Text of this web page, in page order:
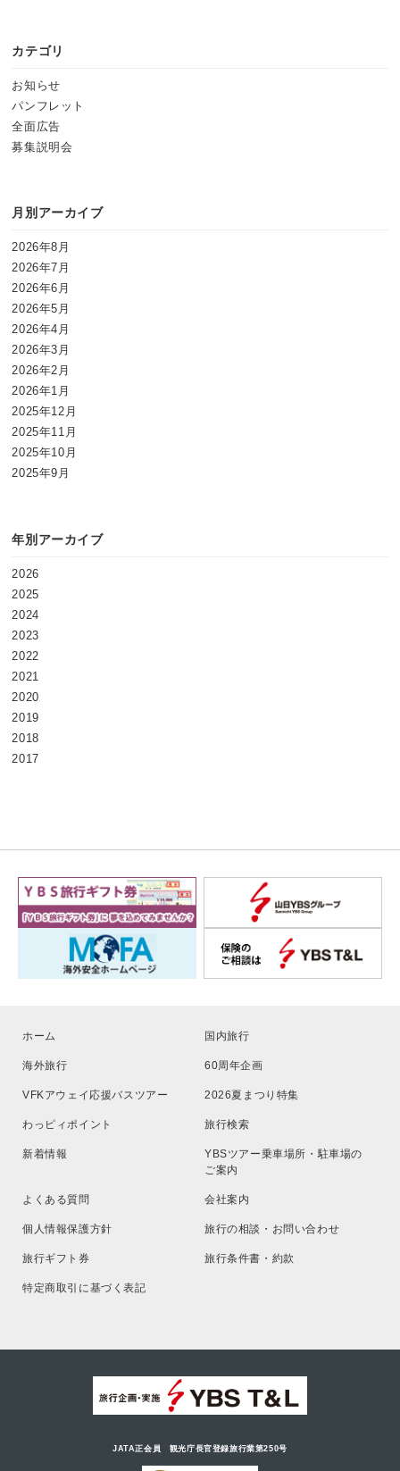
カテゴリ
お知らせ
パンフレット
全面広告
募集説明会
月別アーカイブ
2026年8月
2026年7月
2026年6月
2026年5月
2026年4月
2026年3月
2026年2月
2026年1月
2025年12月
2025年11月
2025年10月
2025年9月
年別アーカイブ
2026
2025
2024
2023
2022
2021
2020
2019
2018
2017
ホーム 国内旅行
海外旅行 60周年企画
VFKアウェイ応援バスツアー 2026夏まつり特集
わっピィポイント 旅行検索
新着情報
YBSツアー乗車場所・駐車場の
ご案内
よくある質問 会社案内
個人情報保護方針 旅行の相談・お問い合わせ
旅行ギフト券 旅行条件書・約款
特定商取引に基づく表記
JATA正会員 観光庁長官登録旅行業第250号